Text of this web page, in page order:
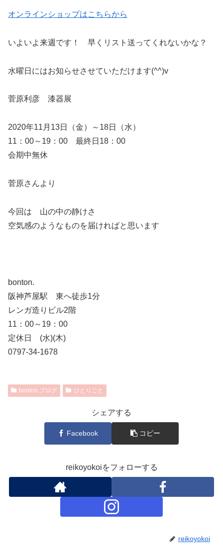
オンラインショップはこちらから
いよいよ来週です！ 早くリスト送ってくれないかな？
水曜日にはお知らせさせていただけます(^^)v
菅原利彦 漆器展
2020年11月13日（金）～18日（水）
11：00～19：00 最終日18：00
会期中無休
菅原さんより
今回は 山の中の静けさ
空気感のようなものを届ければと思います
bonton.
阪神芦屋駅 東へ徒歩1分
レンガ造りビル2階
11：00～19：00
定休日 (水)(木)
0797-34-1678
bonton.ブログ ひとりごと
シェアする
Facebook コピー
reikoyokoiをフォローする
reikoyokoi